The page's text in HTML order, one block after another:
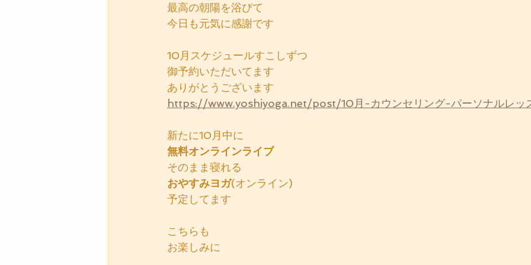
最高の朝陽を浴びて
今日も元気に感謝です
10月スケジュールすこしずつ
御予約いただいてます
ありがとうございます
https://www.yoshiyoga.net/post/10月-カウンセリング-パーソナルレッ
新たに10月中に
無料オンラインライブ
そのまま寝れる
おやすみヨガ(オンライン)
予定してます
こちらも
お楽しみに